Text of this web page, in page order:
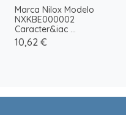
Marca Nilox Modelo
NXKBE000002
Caracter&iac ...
10,62 €